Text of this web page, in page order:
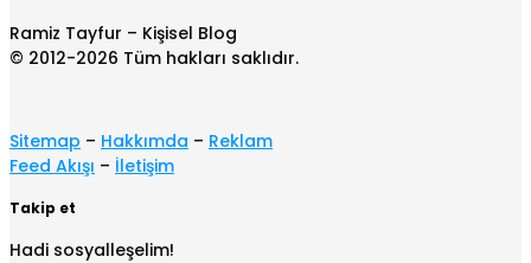
Ramiz Tayfur – Kişisel Blog
© 2012-2026 Tüm hakları saklıdır.
Sitemap – Hakkımda – Reklam
Feed Akışı – İletişim
Takip et
Hadi sosyalleşelim!